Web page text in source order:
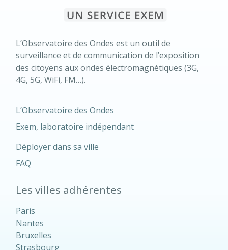
L’Observatoire des Ondes est un outil de
surveillance et de communication de l’exposition
des citoyens aux ondes électromagnétiques (3G,
4G, 5G, WiFi, FM…).
L’Observatoire des Ondes
Exem, laboratoire indépendant
Déployer dans sa ville
FAQ
Les villes adhérentes
Paris
Nantes
Bruxelles
Strasbourg